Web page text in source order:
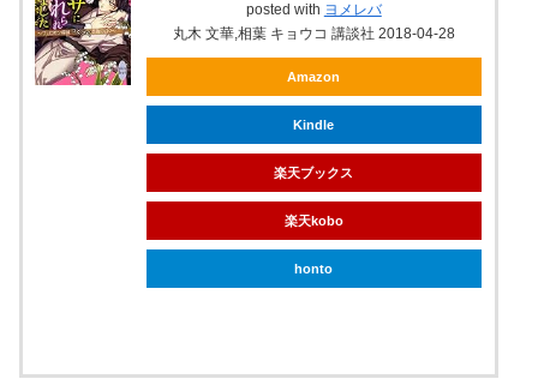
posted with ヨメレバ
丸木 文華,相葉 キョウコ 講談社 2018-04-28
Amazon
Kindle
楽天ブックス
楽天kobo
honto